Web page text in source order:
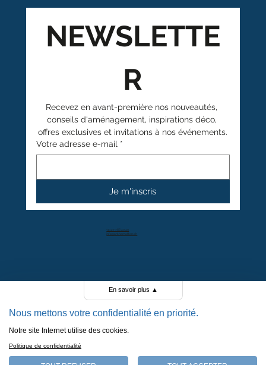
POLITIQUE DE CONFIDENTIALITÉ
+41 27 766 40 40
info@anthamatten.ch
NEWSLETTE
R
Recevez en avant-première nos nouveautés,
conseils d'aménagement, inspirations déco,
offres exclusives et invitations à nos événements.
Votre adresse e-mail *
Je m'inscris
4.4
+ de 100 avis clients
En savoir plus ▲
Nous mettons votre confidentialité en priorité.
Notre site Internet utilise des cookies.
Politique de confidentialité